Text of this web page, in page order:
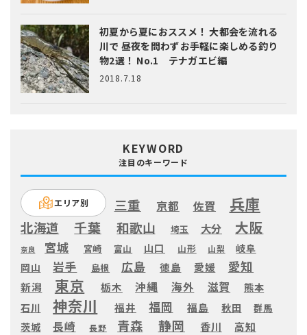
初夏から夏におススメ！ 大都会を流れる
川で 昼夜を問わずお手軽に楽しめる釣り
物2選！ No.1 テナガエビ編
2018.7.18
KEYWORD
注目のキーワード
エリア別 三重 京都 佐賀 兵庫
北海道 千葉 和歌山 埼玉 大分 大阪
奈良 宮城 宮崎 富山 山口 山形 山梨
岐阜
岡山
岩手 島根 広島 徳島 愛媛 愛知
新潟 東京 栃木 沖縄 海外 滋賀
熊本
石川
神奈川 福井 福岡 福島 秋田 群馬
茨城 長崎 長野 青森 静岡 香川 高知